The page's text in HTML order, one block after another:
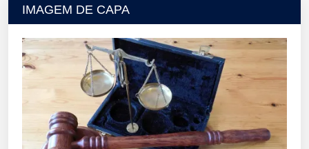
IMAGEM DE CAPA